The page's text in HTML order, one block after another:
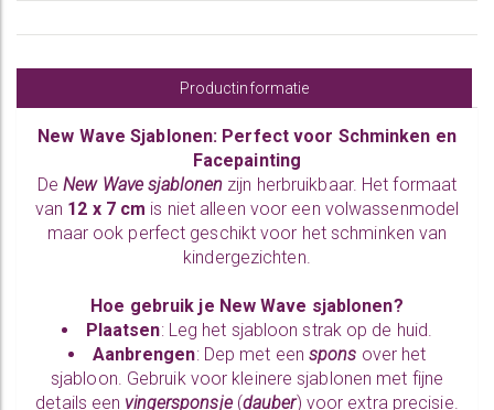
Productinformatie
New Wave Sjablonen: Perfect voor Schminken en
Facepainting
DeNew Wave sjablonen zijn herbruikbaar. Het formaat
van 12 x 7 cm is niet alleen voor een volwassenmodel
maar ook perfect geschikt voor het schminken van
kindergezichten.
Hoe gebruik je New Wave sjablonen?
Plaatsen: Leg het sjabloon strak op de huid.
Aanbrengen: Dep met een spons over het
sjabloon. Gebruik voor kleinere sjablonen met fijne
details een vingersponsje (dauber) voor extra precisie.